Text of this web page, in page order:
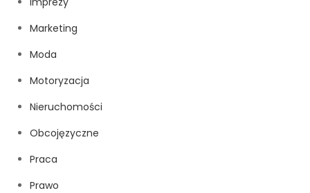
Marketing
Moda
Motoryzacja
Nieruchomości
Obcojęzyczne
Praca
Prawo